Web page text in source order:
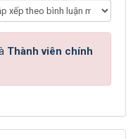
Thành viên chính